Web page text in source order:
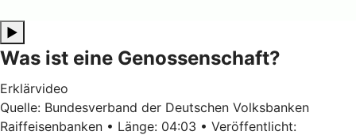
▶
Was ist eine Genossenschaft?
Erklärvideo
Quelle: Bundesverband der Deutschen Volksbanken
Raiffeisenbanken • Länge: 04:03 • Veröffentlicht: